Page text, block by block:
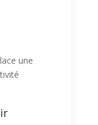
une